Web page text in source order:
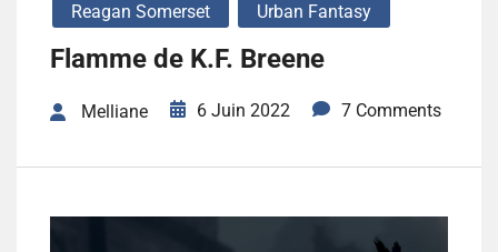
Reagan Somerset Urban Fantasy
Flamme de K.F. Breene
Melliane 6 Juin 2022 7 Comments